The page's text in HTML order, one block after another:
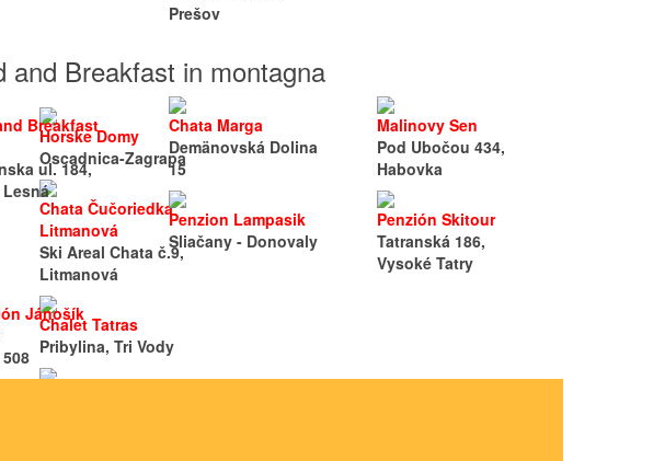
Horske Domy
Oscadnica-Zagrapa
Chata Čučoriedka
Litmanová
Ski Areal Chata č.9,
Litmanová
Chalet Tatras
Pribylina, Tri Vody
Prešov
and Breakfast in montagna
Breakfast
ul. 184,
Lesná
Chata Marga
Demänovská Dolina
15
Malinovy Sen
Pod Ubočou 434,
Habovka
Penzion Lampasik
Sliačany - Donovaly
Penzión Skitour
Tatranská 186,
Vysoké Tatry
Jánošík